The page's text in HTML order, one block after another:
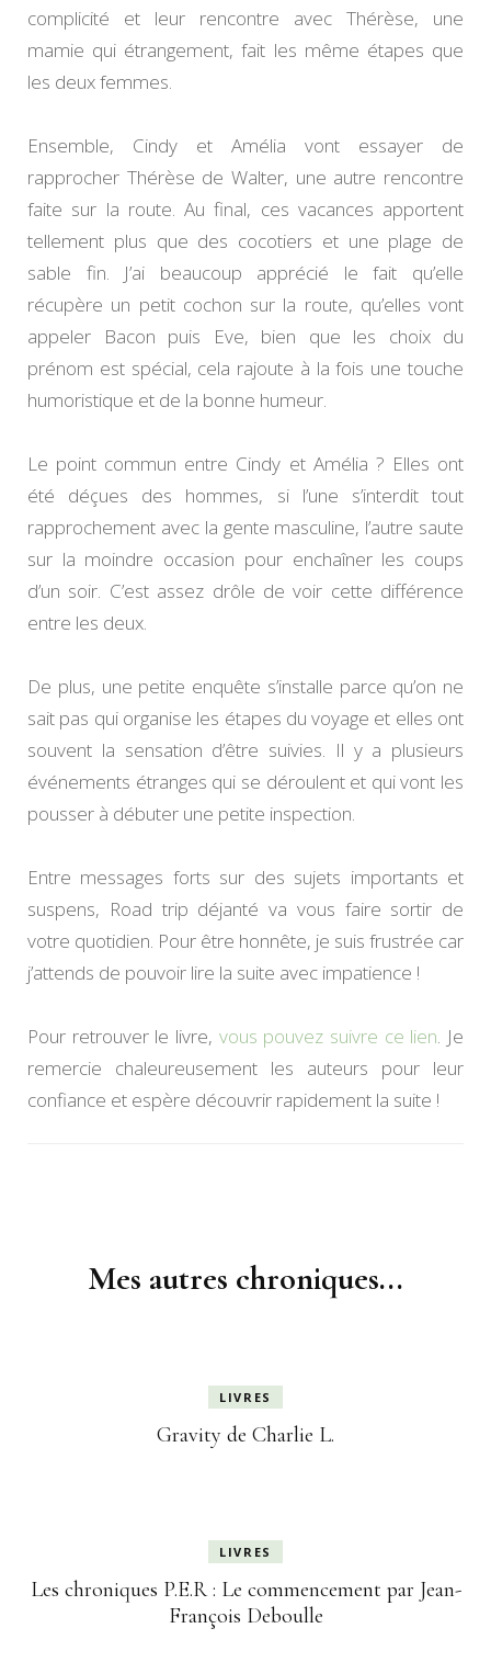
complicité et leur rencontre avec Thérèse, une
mamie qui étrangement, fait les même étapes que
les deux femmes.
Ensemble, Cindy et Amélia vont essayer de
rapprocher Thérèse de Walter, une autre rencontre
faite sur la route. Au final, ces vacances apportent
tellement plus que des cocotiers et une plage de
sable fin. J’ai beaucoup apprécié le fait qu’elle
récupère un petit cochon sur la route, qu’elles vont
appeler Bacon puis Eve, bien que les choix du
prénom est spécial, cela rajoute à la fois une touche
humoristique et de la bonne humeur.
Le point commun entre Cindy et Amélia ? Elles ont
été déçues des hommes, si l’une s’interdit tout
rapprochement avec la gente masculine, l’autre saute
sur la moindre occasion pour enchaîner les coups
d’un soir. C’est assez drôle de voir cette différence
entre les deux.
De plus, une petite enquête s’installe parce qu’on ne
sait pas qui organise les étapes du voyage et elles ont
souvent la sensation d’être suivies. Il y a plusieurs
événements étranges qui se déroulent et qui vont les
pousser à débuter une petite inspection.
Entre messages forts sur des sujets importants et
suspens, Road trip déjanté va vous faire sortir de
votre quotidien. Pour être honnête, je suis frustrée car
j’attends de pouvoir lire la suite avec impatience !
Pour retrouver le livre, vous pouvez suivre ce lien. Je
remercie chaleureusement les auteurs pour leur
confiance et espère découvrir rapidement la suite !
Mes autres chroniques...
LIVRES
Gravity de Charlie L.
LIVRES
Les chroniques P.E.R : Le commencement par Jean-
François Deboulle